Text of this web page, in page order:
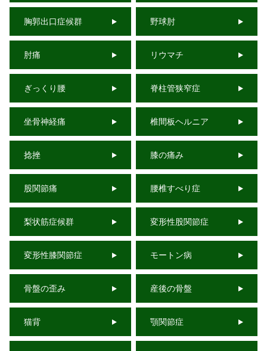
胸郭出口症候群 野球肘
肘痛 リウマチ
ぎっくり腰 脊柱管狭窄症
坐骨神経痛 椎間板ヘルニア
捻挫 膝の痛み
股関節痛 腰椎すべり症
梨状筋症候群 変形性股関節症
変形性膝関節症 モートン病
骨盤の歪み 産後の骨盤
猫背 顎関節症